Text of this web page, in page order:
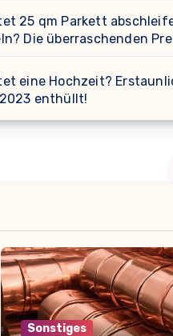
25 qm Parkett
Die überraschenden
eine Hochzeit?
enthüllt!
Sonstiges